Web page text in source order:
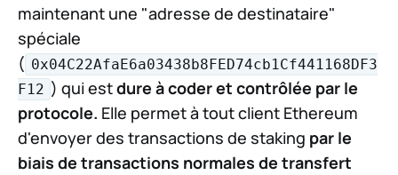
maintenant une "adresse de destinataire"
spéciale
( 0x04C22AfaE6a03438b8FED74cb1Cf441168DF3
F12 ) qui estdure à coder et contrôlée par le
protocole. Elle permet à tout client Ethereum
d'envoyer des transactions de staking par le
biais de transactions normales de transfert